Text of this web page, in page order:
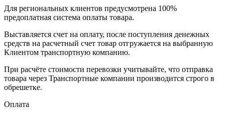
Для региональных клиентов предусмотрена 100%
предоплатная система оплаты товара.
Выставляется счет на оплату, после поступления денежных
средств на расчетный счет товар отгружается на выбранную
Клиентом транспортную компанию.
При расчёте стоимости перевозки учитывайте, что отправка
товара через Транспортные компании производится строго в
обрешетке.
Оплата